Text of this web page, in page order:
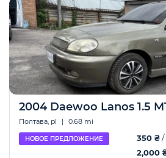
2004 Daewoo Lanos 1.5
Полтава, pl | 0.68 mi
НОВОЕ ПРЕДЛОЖЕНИЕ 350 ₴/
2,000